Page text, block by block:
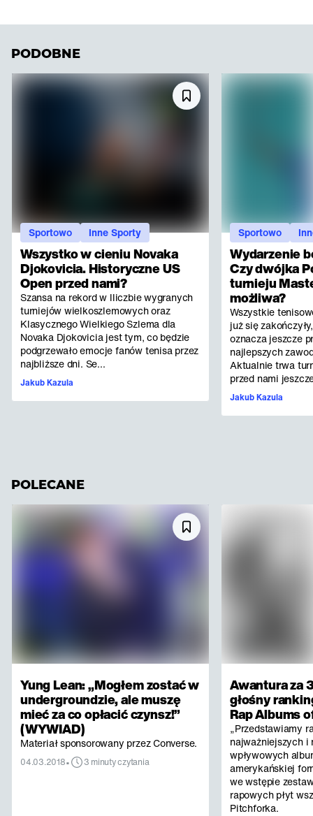
PODOBNE
Wszystko w cieniu Novaka
Djokovicia. Historyczne US
Open przed nami?
Szansa na rekord w lliczbie wygranych
turniejów wielkoszlemowych oraz
Klasycznego Wielkiego Szlema dla
Novaka Djokovicia jest tym, co będzie
podgrzewało emocje fanów tenisa przez
najbliższe dni. Se...
Jakub Kazula
Sportowo Inne Sporty
Wydarzenie
Czy dwójka
turnieju
możliwa?
Wszystkie
już się
oznacza jeszcze
najlepszych
Aktualnie trwa
przed nami
Jakub Kazula
Sportowo
POLECANE
Yung Lean: „Mogłem zostać w
undergroundzie, ale muszę
mieć za co opłacić czynsz!”
(WYWIAD)
Materiał sponsorowany przez Converse.
04.03.2018• 3 minuty czytania
Awantura za
głośny
Rap Albums
„Przedstawiamy
najważniejszych i
wpływowych
amerykańskiej
we wstępie
rapowych płyt
Pitchforka.